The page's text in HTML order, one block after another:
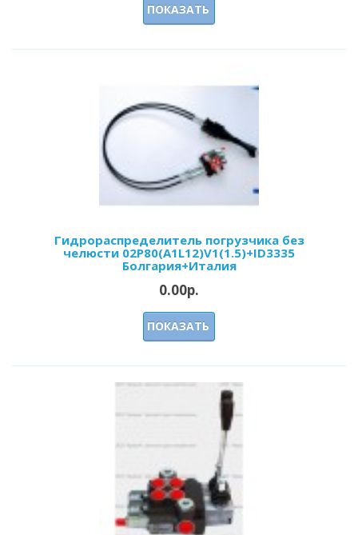
ПОКАЗАТЬ
Гидрораспределитель погрузчика без
челюсти 02P80(А1L12)V1(1.5)+ID3335
Болгария+Италия
0.00р.
ПОКАЗАТЬ